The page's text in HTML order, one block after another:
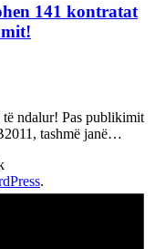
141 kontratat
të ndalur! Pas publikimit
tashmë janë…
.